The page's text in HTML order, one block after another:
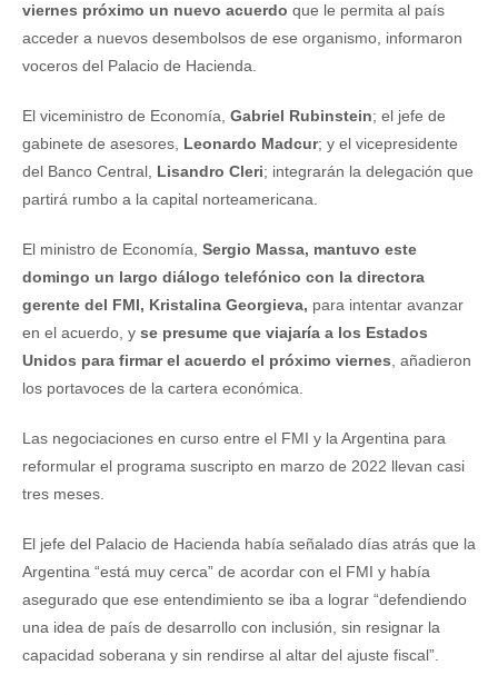
viernes próximo un nuevo acuerdo que le permita al país
acceder a nuevos desembolsos de ese organismo, informaron
voceros del Palacio de Hacienda.
El viceministro de Economía, Gabriel Rubinstein; el jefe de
gabinete de asesores, Leonardo Madcur; y el vicepresidente
del Banco Central, Lisandro Cleri; integrarán la delegación que
partirá rumbo a la capital norteamericana.
El ministro de Economía, Sergio Massa, mantuvo este
domingo un largo diálogo telefónico con la directora
gerente del FMI, Kristalina Georgieva, para intentar avanzar
en el acuerdo, y se presume que viajaría a los Estados
Unidos para firmar el acuerdo el próximo viernes , añadieron
los portavoces de la cartera económica.
Las negociaciones en curso entre el FMI y la Argentina para
reformular el programa suscripto en marzo de 2022 llevan casi
tres meses.
El jefe del Palacio de Hacienda había señalado días atrás que la
Argentina “está muy cerca” de acordar con el FMI y había
asegurado que ese entendimiento se iba a lograr “defendiendo
una idea de país de desarrollo con inclusión, sin resignar la
capacidad soberana y sin rendirse al altar del ajuste fiscal”.